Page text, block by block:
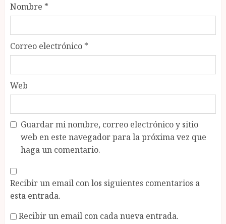
Nombre *
Correo electrónico *
Web
Guardar mi nombre, correo electrónico y sitio
web en este navegador para la próxima vez que
haga un comentario.
Recibir un email con los siguientes comentarios a
esta entrada.
Recibir un email con cada nueva entrada.